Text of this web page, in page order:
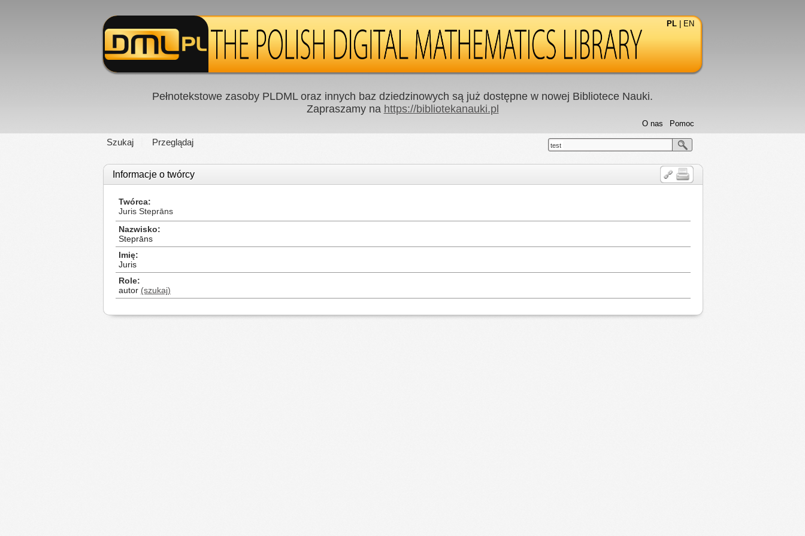
PL EN
Pełnotekstowe zasoby PLDML oraz innych baz dziedzinowych są już dostępne w nowej Bibliotece Nauki.
Zapraszamy na https://bibliotekanauki.pl
Szukaj Przeglądaj
Pomoc
O nas
test
Informacje o twórcy
Twórca
Juris Steprāns
Nazwisko
Steprāns
Imię
Juris
Role
autor (szukaj)